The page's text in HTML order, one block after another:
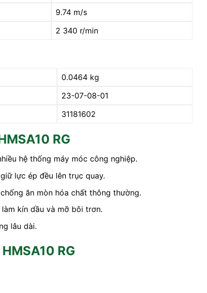
9.74 m/s
2 340 r/min
0.0464 kg
23-07-08-01
31181602
RG
hệ thống máy móc công nghiệp.
lực ép đều lên trục quay.
ăn mòn hóa chất thông thường.
kín dầu và mỡ bôi trơn.
lâu dài.
RG